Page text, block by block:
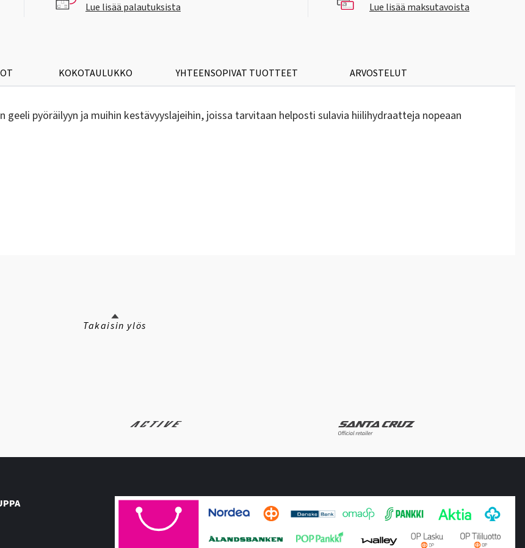
Lue lisää palautuksista
Lue lisää maksutavoista
KOKOTAULUKKO YHTEENSOPIVAT TUOTTEET ARVOSTELUT
pyöräilyyn ja muihin kestävyyslajeihin, joissa tarvitaan helposti sulavia hiilihydraatteja nopeaan
Takaisin ylös